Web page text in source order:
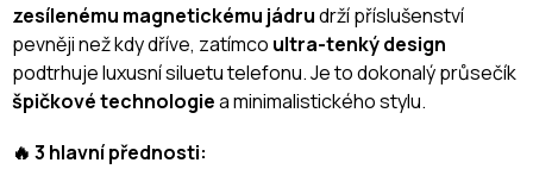
zesílenému magnetickému jádrudrží příslušenství
pevněji než kdy dříve, zatímco ultra-tenký design
podtrhuje luxusní siluetu telefonu. Je to dokonalý průsečík
špičkové technologiea minimalistického stylu.
🔥 3 hlavní přednosti: